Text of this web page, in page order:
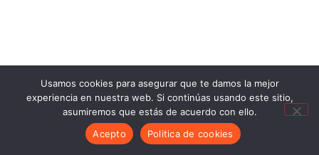
Usamos cookies para asegurar que te damos la mejor
experiencia en nuestra web. Si continúas usando este sitio,
asumiremos que estás de acuerdo con ello.
Acepto
Politica de cookies